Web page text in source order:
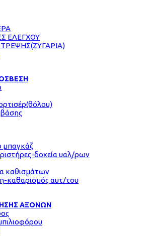
ΕΛΕΓΧΟΥ
μπαγκάζ
δοχεία υαλ/ρων
καθισμάτων
καθαρισμός αυτ/του
ΑΞΟΝΩΝ